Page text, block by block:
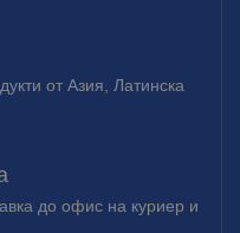
от Азия, Латинска
до офис на куриер и